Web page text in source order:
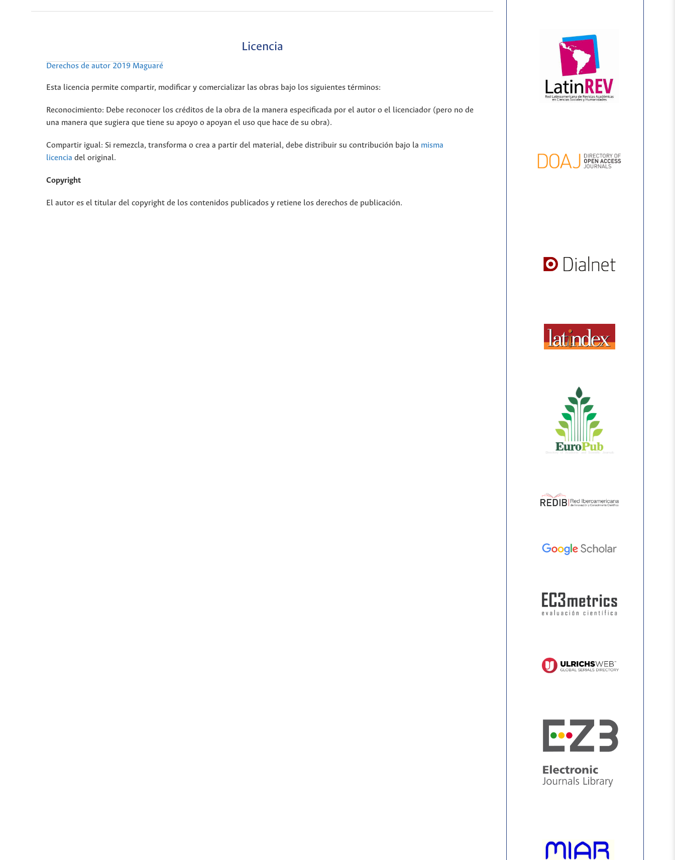
Licencia
Derechos de autor 2019 Maguaré
Esta licencia permite compartir, modificar y comercializar las obras bajo los siguientes términos:
Reconocimiento: Debe reconocer los créditos de la obra de la manera especificada por el autor o el licenciador (pero no de
una manera que sugiera que tiene su apoyo o apoyan el uso que hace de su obra).
Compartir igual: Si remezcla, transforma o crea a partir del material, debe distribuir su contribución bajo la misma
licencia del original.
Copyright
El autor es el titular del copyright de los contenidos publicados y retiene los derechos de publicación.